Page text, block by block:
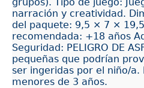
narración y creatividad.
del paquete: 9,5 × 7 ×
recomendada: +18 años
Seguridad: PELIGRO DE
pequeñas que podrían
ser ingeridas por el niño/
menores de 3 años.